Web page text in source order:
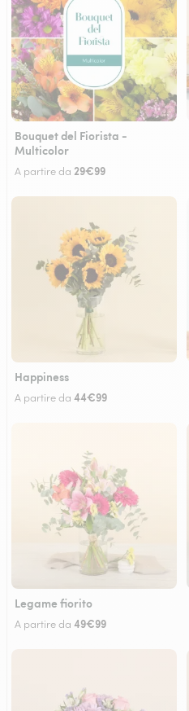
Bouquet del Fiorista -
Multicolor
A partire da 29€99
Happiness
A partire da 44€99
Legame fiorito
A partire da 49€99